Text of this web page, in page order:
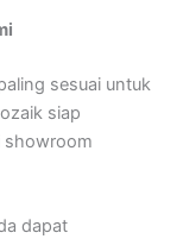
sesuai untuk
siap
showroom
dapat